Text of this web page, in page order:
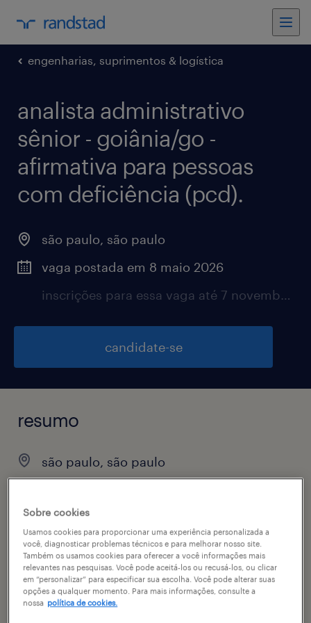
engenharias, suprimentos & logística
analista administrativo
sênior - goiânia/go -
afirmativa para pessoas
com deficiência (pcd).
são paulo, são paulo
vaga postada em 8 maio 2026
inscrições para essa vaga até 7 novembro 2026
candidate-se
resumo
são paulo, são paulo
permanente
vagas disponíveis
Sobre cookies
Usamos cookies para proporcionar uma experiência personalizada a
você, diagnosticar problemas técnicos e para melhorar nosso site.
Também os usamos cookies para oferecer a você informações mais
relevantes nas pesquisas. Você pode aceitá-los ou recusá-los, ou clicar
em “personalizar” para especificar sua escolha. Você pode alterar suas
opções a qualquer momento. Para mais informações, consulte a
nossa política de cookies.